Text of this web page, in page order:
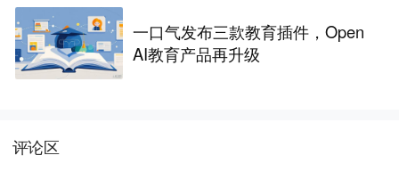
一口气发布三款教育插件，Open
AI教育产品再升级
评论区